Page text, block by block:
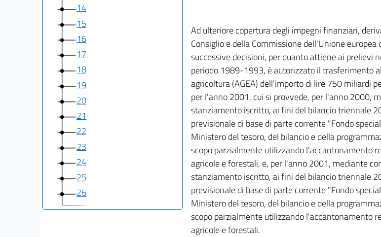
14
15
16
17
18
19
20
21
22
23
24
25
26
Ad ulteriore copertura degli impegni finanziari,
Consiglio e della Commissione dell'Unione
successive decisioni, per quanto attiene ai prelievi
periodo 1989-1993, è autorizzato il trasferimento
agricoltura (AGEA) dell'importo di lire 750 miliardi
per l'anno 2001, cui si provvede, per l'anno 2000,
stanziamento iscritto, ai fini del bilancio triennale
previsionale di base di parte corrente "Fondo
Ministero del tesoro, del bilancio e della
scopo parzialmente utilizzando l'accantonamento
agricole e forestali, e, per l'anno 2001, mediante
stanziamento iscritto, ai fini del bilancio triennale
previsionale di base di parte corrente "Fondo
Ministero del tesoro, del bilancio e della
scopo parzialmente utilizzando l'accantonamento
agricole e forestali.